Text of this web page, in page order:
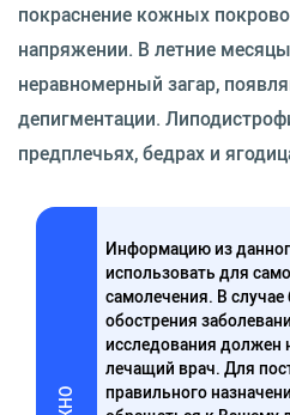
покраснение кожных
напряжении. В летние
неравномерный загар,
депигментации.
предплечьях, бедрах и
Информацию из
использовать для
самолечения. В
обострения
исследования должен
лечащий врач. Для
правильного